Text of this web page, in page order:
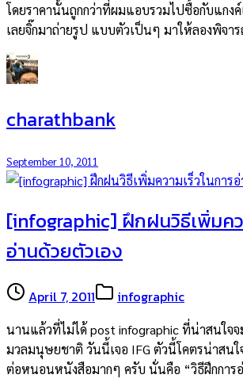
โดยราคานั้นถูกกว่าที่ผมแอบรวมไปซื้อกับแกง
เลยจิ๊กมาถ่ายรูป แบบตัวเป็นๆ มาให้ลองพิจา
charathbank
September 10, 2011
[infographic] ฝึกฝนวิธีเพิ่มคว
อ่านด้วยตัวเอง
April 7, 2011 infographic
นานแล้วที่ไม่ได้ post infographic ที่น่าสนใจ
มวลมนุษยชาติ วันนี้เจอ IFG ตัวนี้โคตรน่าสน
ต่อหนอนหนังสือมากๆ ครับ นั่นคือ “วิธีฝึกการอ่